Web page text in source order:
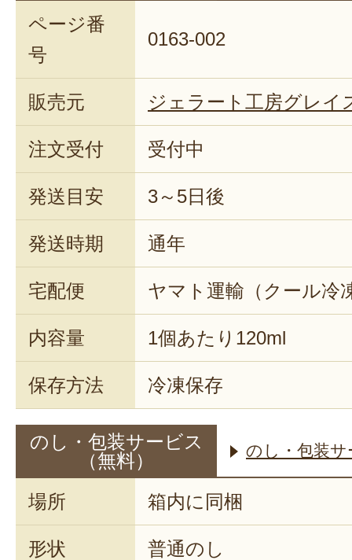
ページ番
号
0163-002
販売元 ジェラート工房グレイ
注文受付 受付中
発送目安 3～5日後
発送時期 通年
宅配便 ヤマト運輸（クール冷
内容量 1個あたり120ml
保存方法 冷凍保存
のし・包装サービス
（無料）
のし・包装
場所 箱内に同梱
形状 普通のし